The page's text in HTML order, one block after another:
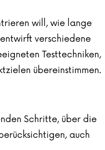
will, wie lange
verschiedene
Testtechniken,
übereinstimmen.
Schritte, über die
auch